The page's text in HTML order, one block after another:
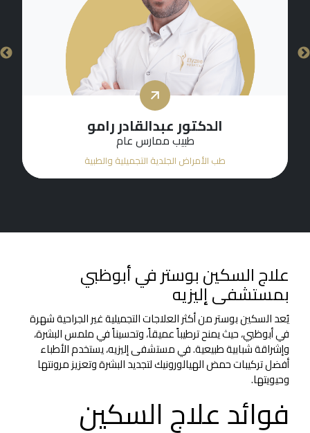
الدكتورة هيام عطا جبلي
أخصائي طب الأمراض الجلدية
طب الأمراض الجلدية التجميلية والطبية
علاج السكين بوستر في أبوظبي
بمستشفى إليزيه
يُعد السكين بوستر من أكثر العلاجات التجميلية غير الجراحية شهرة
في أبوظبي، حيث يمنح ترطيباً عميقاً، وتحسيناً في ملمس البشرة،
وإشراقة شبابية طبيعية. في مستشفى إليزيه، يستخدم الأطباء
أفضل تركيبات حمض الهيالورونيك لتجديد البشرة وتعزيز مرونتها
وحيويتها.
فوائد علاج السكين